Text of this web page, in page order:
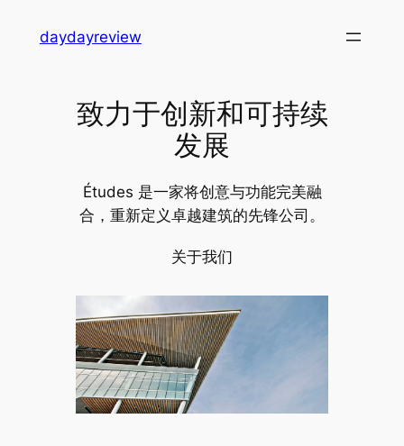
daydayreview
致力于创新和可持续
发展
Études 是一家将创意与功能完美融
合，重新定义卓越建筑的先锋公司。
关于我们